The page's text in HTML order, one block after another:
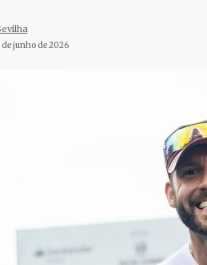
de junho de 2026